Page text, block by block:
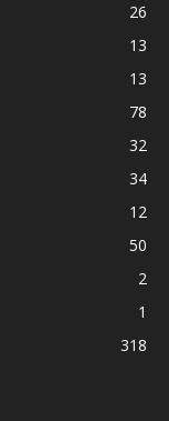
26
13
13
78
32
34
12
50
2
1
318